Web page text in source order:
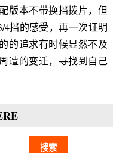
版本不带换挡拨片，但
4挡的感受，再一次证明
的追求有时候显然不及
遭的变迁，寻找到自己